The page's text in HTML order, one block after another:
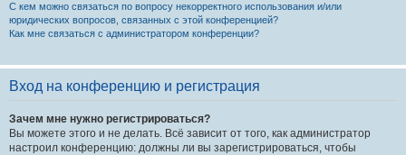
С кем можно связаться по вопросу некорректного использования и/или
юридических вопросов, связанных с этой конференцией?
Как мне связаться с администратором конференции?
Вход на конференцию и регистрация
Зачем мне нужно регистрироваться?
Вы можете этого и не делать. Всё зависит от того, как администратор
настроил конференцию: должны ли вы зарегистрироваться, чтобы